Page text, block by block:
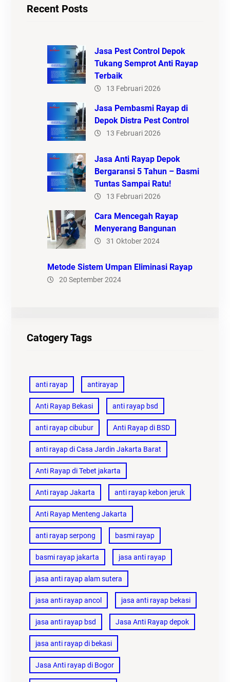
Recent Posts
Jasa Pest Control Depok
Tukang Semprot Anti Rayap
Terbaik
13 Februari 2026
Jasa Pembasmi Rayap di
Depok Distra Pest Control
13 Februari 2026
Jasa Anti Rayap Depok
Bergaransi 5 Tahun – Basmi
Tuntas Sampai Ratu!
13 Februari 2026
Cara Mencegah Rayap
Menyerang Bangunan
31 Oktober 2024
Metode Sistem Umpan Eliminasi Rayap
20 September 2024
Catogery Tags
anti rayap antirayap
Anti Rayap Bekasi anti rayap bsd
anti rayap cibubur Anti Rayap di BSD
anti rayap di Casa Jardin Jakarta Barat
Anti Rayap di Tebet jakarta
Anti rayap Jakarta anti rayap kebon jeruk
Anti Rayap Menteng Jakarta
anti rayap serpong basmi rayap
basmi rayap jakarta jasa anti rayap
jasa anti rayap alam sutera
jasa anti rayap ancol jasa anti rayap bekasi
jasa anti rayap bsd Jasa Anti Rayap depok
jasa anti rayap di bekasi
Jasa Anti rayap di Bogor